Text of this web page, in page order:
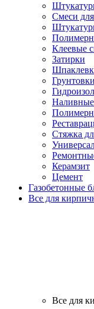
Смеси
Клеевые
Затирки
Грунтовки
Стяжка
Керамзит
Цемент
Газобетонные
Все для
Все для